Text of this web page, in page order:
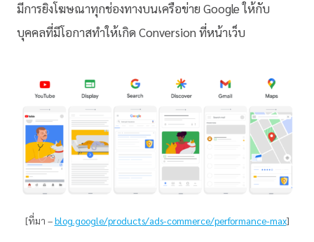
มีการยิงโฆษณาทุกช่องทางบนเครือข่าย Google ให้กับ
บุคคลที่มีโอกาสทำให้เกิด Conversion ที่หน้าเว็บ
[ที่มา –blog.google/products/ads-commerce/performance-max]